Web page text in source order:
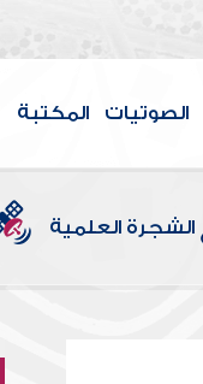
الصوتيات المكتبة
الشجرة العلمية